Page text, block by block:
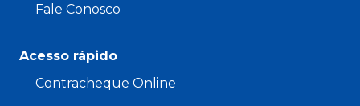
Fale Conosco
Acesso rápido
Contracheque Online